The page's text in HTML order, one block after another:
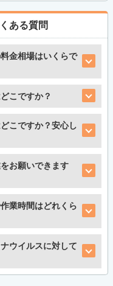
ある質問
金相場はいくらで
こですか？
こですか？安心し
お願いできます
業時間はどれくら
ウイルスに対して